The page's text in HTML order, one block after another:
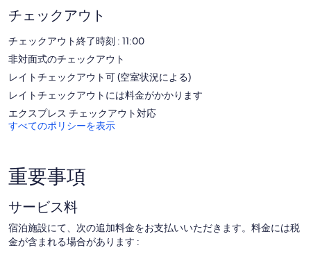
チェックアウト
チェックアウト終了時刻 : 11:00
非対面式のチェックアウト
レイトチェックアウト可 (空室状況による)
レイトチェックアウトには料金がかかります
エクスプレス チェックアウト対応
すべてのポリシーを表示
重要事項
サービス料
宿泊施設にて、次の追加料金をお支払いいただきます。料金には税
金が含まれる場合があります :